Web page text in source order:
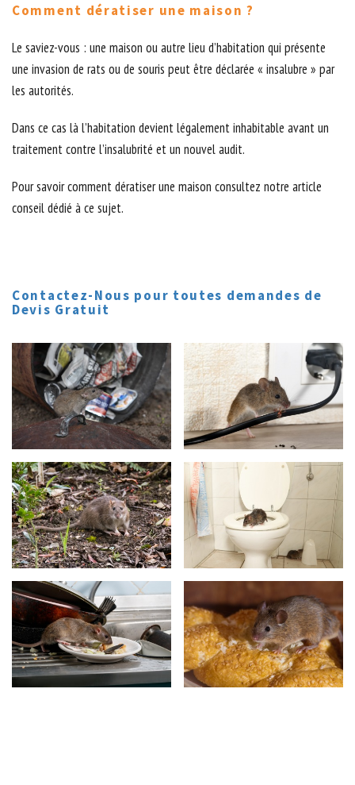
Comment dératiser une maison ?
Le saviez-vous : une maison ou autre lieu d’habitation qui présente
une invasion de rats ou de souris peut être déclarée « insalubre » par
les autorités.
Dans ce cas là l’habitation devient légalement inhabitable avant un
traitement contre l’insalubrité et un nouvel audit.
Pour savoir comment dératiser une maison consultez notre article
conseil dédié à ce sujet.
Contactez-Nous pour toutes demandes de
Devis Gratuit